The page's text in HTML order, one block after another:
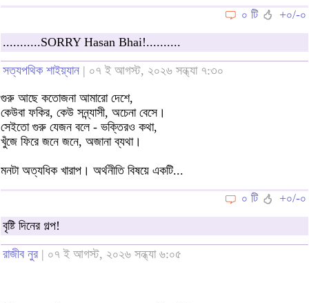
০ টি
+০/-০
...........SORRY Hasan Bhai!..........
সত্যপথিক শাইয়্যান | ০৭ ই আগস্ট, ২০২৬ সন্ধ্যা ৭:৩০
গুরু আছে কতোজনা আমারো দেশে,
কেউবা ফকির, কেউ সন্ন্যাসী, অচেনা বেসে।
সেইতো গুরু যেজন বলে - ভক্তিরও কথা,
খুঁজে ফিরে জনে জনে, অজানা ব্যথা।
মনটা অত্যধিক খারাপ। অর্থনীতি বিষয়ে একটি...
০ টি
+০/-০
বৃষ্টি দিনের গল্প!
রাজীব নুর | ০৭ ই আগস্ট, ২০২৬ সন্ধ্যা ৬:০৫